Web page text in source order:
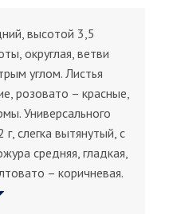
высотой 3,5
округлая, ветви
углом. Листья
розовато – красные,
Универсального
слегка вытянутый, с
средняя, гладкая,
– коричневая.